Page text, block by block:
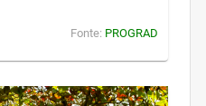
Fonte: PROGRAD